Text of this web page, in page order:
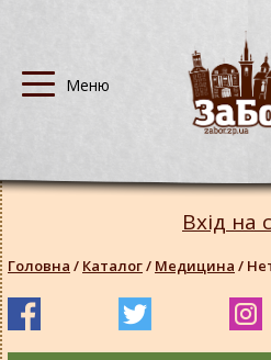
Вхід на
Головна / Каталог/ Медицина /